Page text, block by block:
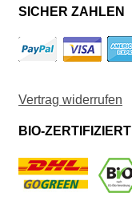
SICHER ZAHLEN
Vertrag widerrufen
BIO-ZERTIFIZIERT